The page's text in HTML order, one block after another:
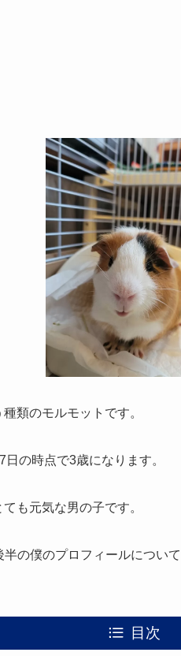
類のモルモットです。
の時点で3歳になります。
も元気な男の子です。
の僕のプロフィールについ
目次